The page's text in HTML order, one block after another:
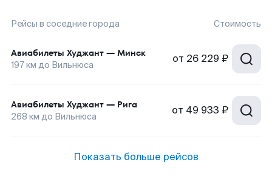
Рейсы в соседние города Стоимость
Авиабилеты Худжант — Минск
197км до Вильнюса от 26 229 ₽
Авиабилеты Худжант — Рига
268 км до Вильнюса от 49 933 ₽
Показать больше рейсов